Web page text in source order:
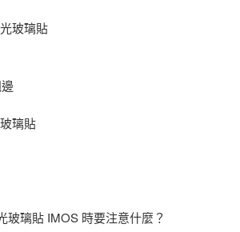
玻璃貼
璃貼
玻璃貼 IMOS 時要注意什麼？